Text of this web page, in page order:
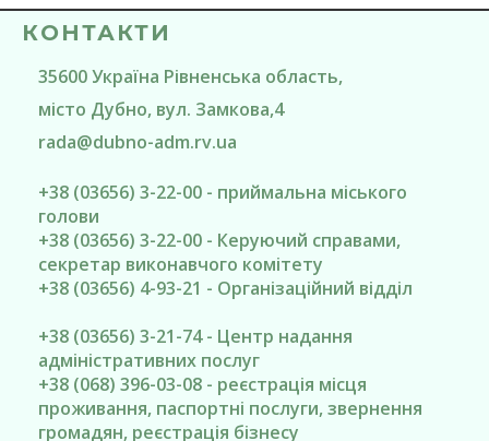
КОНТАКТИ
35600Україна Рівненська область,
місто Дубно, вул. Замкова,4
rada@dubno-adm.rv.ua
+38 (03656) 3-22-00 - приймальна міського
голови
+38 (03656) 3-22-00 - Керуючий справами,
секретар виконавчого комітету
+38 (03656) 4-93-21 - Організаційний відділ
+38 (03656) 3-21-74 - Центр надання
адміністративних послуг
+38 (068) 396-03-08 - реєстрація місця
проживання, паспортні послуги, звернення
громадян, реєстрація бізнесу